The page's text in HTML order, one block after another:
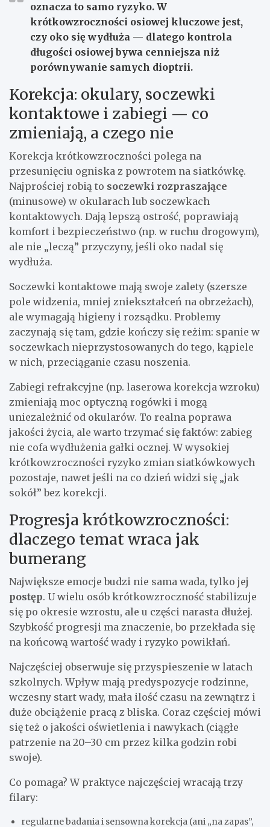
oznacza to samo ryzyko. W
krótkowzroczności osiowej kluczowe jest,
czy oko sięwydłuża — dlatego kontrola
długości osiowej bywa cenniejsza niż
porównywanie samych dioptrii.
Korekcja: okulary, soczewki
kontaktowe i zabiegi — co
zmieniają, a czego nie
Korekcja krótkowzroczności polega na
przesunięciu ogniska z powrotem na siatkówkę.
Najprościej robią to soczewki rozpraszające
(minusowe) w okularach lub soczewkach
kontaktowych. Dają lepszą ostrość, poprawiają
komfort i bezpieczeństwo (np. w ruchu drogowym),
ale nie „leczą” przyczyny, jeśli oko nadal się
wydłuża.
Soczewki kontaktowe mają swoje zalety (szersze
pole widzenia, mniej zniekształceń na obrzeżach),
ale wymagają higieny i rozsądku. Problemy
zaczynają się tam, gdzie kończy się reżim: spanie w
soczewkach nieprzystosowanych do tego, kąpiele
w nich, przeciąganie czasu noszenia.
Zabiegi refrakcyjne (np. laserowa korekcja wzroku)
zmieniają moc optyczną rogówki i mogą
uniezależnić od okularów. To realna poprawa
jakości życia, ale warto trzymać się faktów: zabieg
nie cofa wydłużenia gałki ocznej. W wysokiej
krótkowzroczności ryzyko zmian siatkówkowych
pozostaje, nawet jeśli na co dzień widzi się „jak
sokół” bez korekcji.
Progresja krótkowzroczności:
dlaczego temat wraca jak
bumerang
Największe emocje budzi nie sama wada, tylko jej
postęp. U wielu osób krótkowzroczność stabilizuje
się po okresie wzrostu, ale u części narasta dłużej.
Szybkość progresji ma znaczenie, bo przekłada się
na końcową wartość wady i ryzyko powikłań.
Najczęściej obserwuje się przyspieszenie w latach
szkolnych. Wpływ mają predyspozycje rodzinne,
wczesny start wady, mała ilość czasu na zewnątrz i
duże obciążenie pracą z bliska. Coraz częściej mówi
się też o jakości oświetlenia i nawykach (ciągłe
patrzenie na 20–30 cm przez kilka godzin robi
swoje).
Co pomaga? W praktyce najczęściej wracają trzy
filary:
regularne badania i sensowna korekcja (ani „na zapas”,